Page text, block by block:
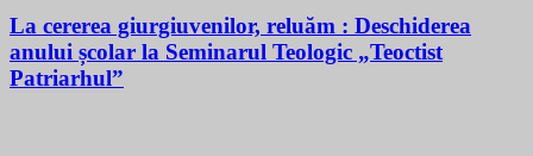
La cererea giurgiuvenilor, reluăm : Deschiderea
anului școlar la Seminarul Teologic „Teoctist
Patriarhul”